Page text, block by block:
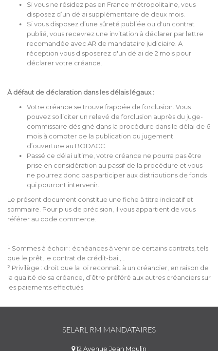
Si vous ne résidez pas en France métropolitaine, vous
disposez d’un délai supplémentaire de deux mois.
Si vous disposez d’une sûreté publiée ou d'un contrat
publié, vous recevrez une invitation à déclarer par lettre
recomandée avec AR de mandataire judiciaire. A
réception vous disposerez d'un délai de 2 mois pour
déclarer votre créance.
À défaut de déclaration dans les délais légaux :
Votre créance se trouve frappée de forclusion. Vous
pouvez solliciter un relevé de forclusion auprès du juge-
commissaire désigné dans la procédure dans le délai de 6
mois à compter de la publication du jugement
d’ouverture au BODACC.
Passé ce délai ultime, votre créance ne pourra pas être
prise en considération au passif de la procédure et vous
ne pourrez donc pas participer aux distributions de fonds
qui pourront intervenir.
Le présent document constitue une fiche à titre indicatif et
sommaire. Pour plus de précision, il vous appartient de vous
référer au code commerce.
¹ Sommes à échoir : échéances à venir de certains contrats, tels
que le prêt, le contrat de crédit-bail,…
² Privilège : droit que la loi reconnaît à un créancier, en raison de
la qualité de sa créance, d’être préféré aux autres créanciers sur
les paiements effectués.
SELARL RM MANDATAIRES
12 Avenue Jean Moulin